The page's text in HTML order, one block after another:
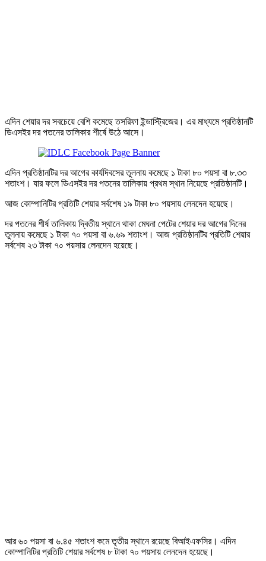
এদিন শেয়ার দর সবচেয়ে বেশি কমেছে তসরিফা ইন্ডাস্ট্রিজের। এর মাধ্যমে প্রতিষ্ঠানটি
ডিএসইর দর পতনের তালিকার শীর্ষে উঠে আসে।
এদিন প্রতিষ্ঠানটির দর আগের কার্যদিবসের তুলনায় কমেছে ১ টাকা ৮০ পয়সা বা ৮.৩৩
শতাংশ। যার ফলে ডিএসইর দর পতনের তালিকায় প্রথম স্থান নিয়েছে প্রতিষ্ঠানটি।
আজ কোম্পানিটির প্রতিটি শেয়ার সর্বশেষ ১৯ টাকা ৮০ পয়সায় লেনদেন হয়েছে।
দর পতনের শীর্ষ তালিকায় দ্বিতীয় স্থানে থাকা মেঘনা পেটের শেয়ার দর আগের দিনের
তুলনায় কমেছে ১ টাকা ৭০ পয়সা বা ৬.৬৯ শতাংশ। আজ প্রতিষ্ঠানটির প্রতিটি শেয়ার
সর্বশেষ ২৩ টাকা ৭০ পয়সায় লেনদেন হয়েছে।
আর ৬০ পয়সা বা ৬.৪৫ শতাংশ কমে তৃতীয় স্থানে রয়েছে বিআইএফসির। এদিন
কোম্পানিটির প্রতিটি শেয়ার সর্বশেষ ৮ টাকা ৭০ পয়সায় লেনদেন হয়েছে।